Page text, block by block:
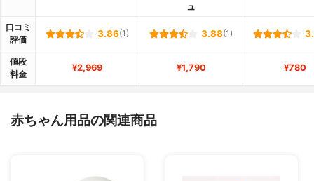
ュ
口コミ
評価
3.86(1) 3.88(1)
値段
料金
¥2,969 ¥1,790 ¥780
赤ちゃん用品の関連商品